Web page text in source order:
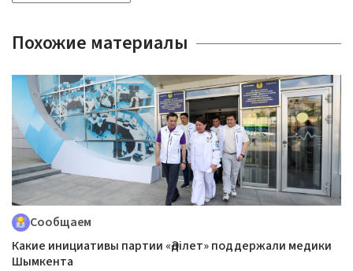
Похожие материалы
Сообщаем
Какие инициативы партии «Әділет» поддержали медики
Шымкента